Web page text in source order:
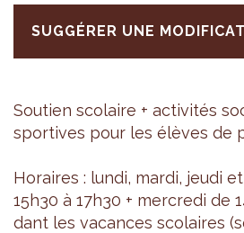
SUGGÉRER UNE
Sou­tien sco­laire + acti­vi­tés
spor­tives pour les élèves de
Horaires : lundi, mardi, jeudi
15h30 à 17h30 + mer­credi de
dant les vacances sco­laires